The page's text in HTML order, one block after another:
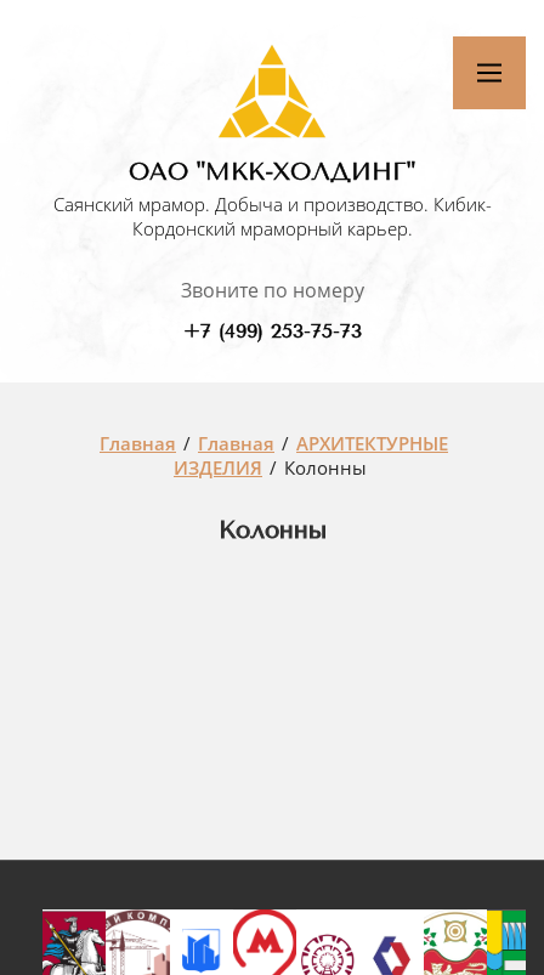
ОАО "МКК-ХОЛДИНГ"
Саянский мрамор. Добыча и производство. Кибик-
Кордонский мраморный карьер.
Звоните по номеру
+7 (499) 253-75-73
Главная / Главная / АРХИТЕКТУРНЫЕ
ИЗДЕЛИЯ / Колонны
Колонны